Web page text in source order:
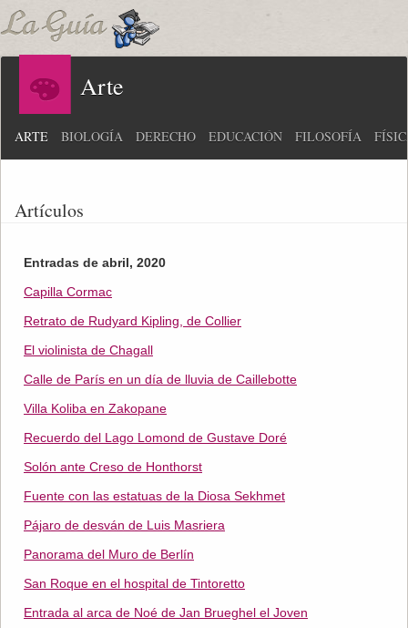
Arte
ARTE BIOLOGÍA DERECHO EDUCACIÓN FILOSOFÍA
Artículos
Entradas de abril, 2020
Capilla Cormac
Retrato de Rudyard Kipling, de Collier
El violinista de Chagall
Calle de París en un día de lluvia de Caillebotte
Villa Koliba en Zakopane
Recuerdo del Lago Lomond de Gustave Doré
Solón ante Creso de Honthorst
Fuente con las estatuas de la Diosa Sekhmet
Pájaro de desván de Luis Masriera
Panorama del Muro de Berlín
San Roque en el hospital de Tintoretto
Entrada al arca de Noé de Jan Brueghel el Joven